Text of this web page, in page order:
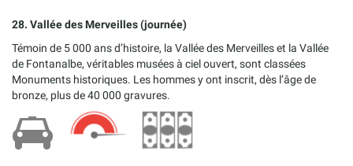
28. Vallée des Merveilles (journée)
Témoin de 5 000 ans d’histoire, la Vallée des Merveilles et la Vallée
de Fontanalbe, véritables musées à ciel ouvert, sont classées
Monuments historiques. Les hommes y ont inscrit, dès l’âge de
bronze, plus de 40 000 gravures.